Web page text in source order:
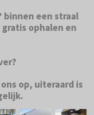
een straal
ophalen en
op, uiteraard is